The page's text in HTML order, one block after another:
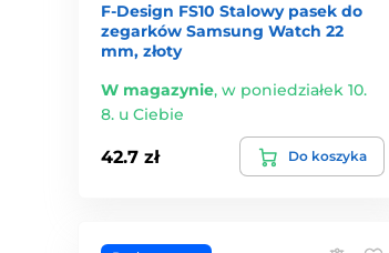
F-Design FS10 Stalowy pasek do
zegarków Samsung Watch 22
mm, złoty
W magazynie, w poniedziałek 10.
8. u Ciebie
42.7 zł Do koszyka